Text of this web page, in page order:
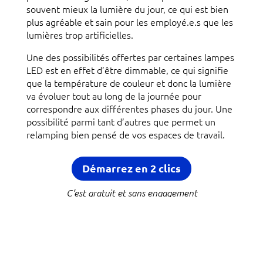
souvent mieux la lumière du jour, ce qui est bien
plus agréable et sain pour les employé.e.s que les
lumières trop artificielles.
Une des possibilités offertes par certaines lampes
LED est en effet d’être dimmable, ce qui signifie
que la température de couleur et donc la lumière
va évoluer tout au long de la journée pour
correspondre aux différentes phases du jour. Une
possibilité parmi tant d’autres que permet un
relamping bien pensé de vos espaces de travail.
Démarrez en 2 clics
C’est gratuit et sans engagement